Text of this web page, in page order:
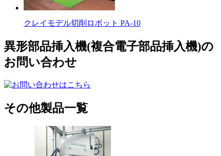
クレイモデル切削ロボット PA-10
異形部品挿入機(複合電子部品挿入機)の
お問い合わせ
その他製品一覧